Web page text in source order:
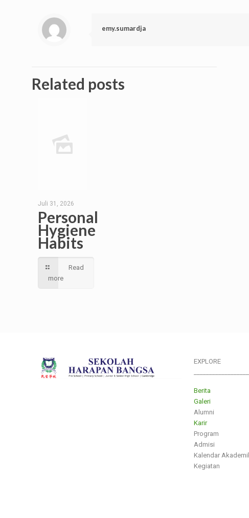
emy.sumardja
Related posts
Juli 31, 2026
Personal
Hygiene
Habits
Read
more
EXPLORE
Berita
Galeri
Alumni
Karir
Program
Admisi
Kalendar
Kegiatan